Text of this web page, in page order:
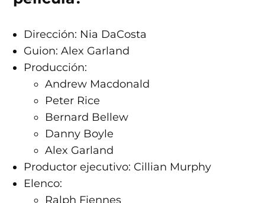
Dirección: Nia DaCosta​​​
​Guion:​​​​ Alex Garland​​​
Producción:
Andrew Macdonald
​​​​​Peter Rice
​​​​​Bernard Bellew
Danny Boyle
Alex Garland
Productor ejecutivo: Cillian Murphy
Elenco:
Ralph Fiennes